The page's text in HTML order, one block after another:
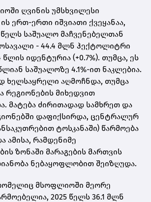
ღვინის უმსხვილესი
ერთ-ერთი იშვიათი ქვეყანაა,
საშუალო მაჩვენებელთან
- 44.4 მლნ ჰექტოლიტრი
წლის იდენტურია (+0.7%). თუმცა, ეს
საშუალოზე 4.1%-ით ნაკლებია.
ხელსაყრელი აღმოჩნდა, თუმცა
რეგიონების მიხედვით
მატება ძირითადად სამხრეთ და
დაფიქსირდა, ცენტრალურ
ტოსკანაში) წარმოება
ამისა, რამდენიმე
ზონაში მარაგების მართვის
ნებაყოფლობით შეიზღუდა.
მსოფლიოში მეორე
2025 წელს 36.1 მლნ